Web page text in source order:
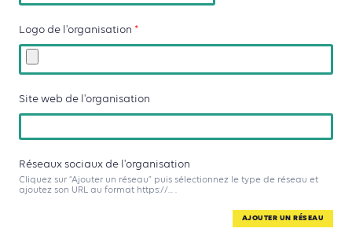
Logo de l'organisation *
Site web de l'organisation
Réseaux sociaux de l'organisation
Cliquez sur “Ajouter un réseau” puis sélectionnez le type de réseau et
ajoutez son URL au format https://... .
AJOUTER UN RÉSEAU